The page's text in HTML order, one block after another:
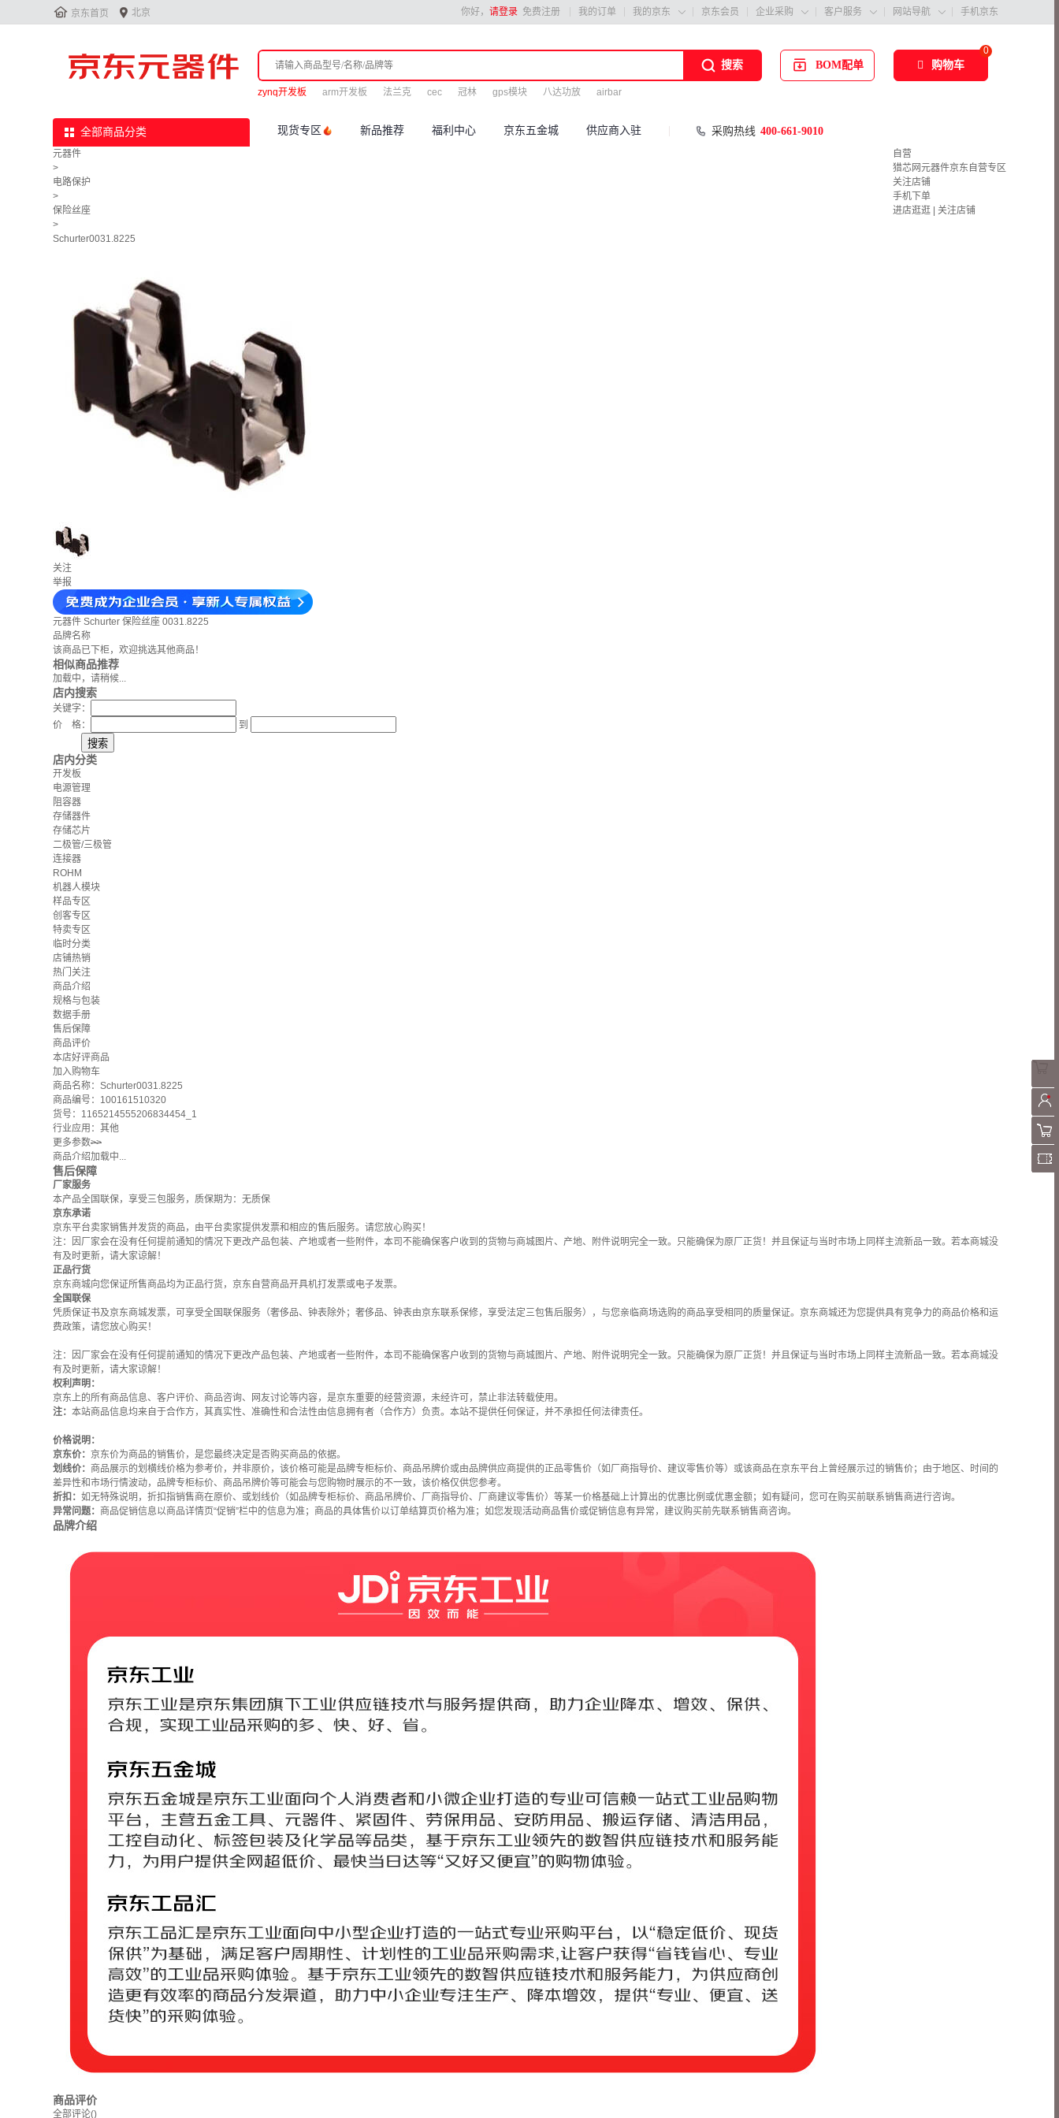
 京东首页  北京 你好， 请登录 免费注册 我的订单 我的京东  京东会员 企业采购  客户服务  网站导航  手机京东
搜索
zynq开发板 arm开发板 法兰克 cec 冠林 gps模块 八达功放 airbar
BOM配单
0
购物车
全部商品分类 现货专区 新品推荐 福利中心 京东五金城 供应商入驻 采购热线 400-661-9010
元器件
>
电路保护
>
保险丝座
>
Schurter0031.8225
自营
猎芯网元器件京东自营专区
关注店铺
手机下单
进店逛逛
关注店铺
关注
举报
元器件 Schurter 保险丝座 0031.8225
品牌名称
该商品已下柜，欢迎挑选其他商品！
相似商品推荐
加载中，请稍候...
店内搜索
关键字：
价 格：
到
店内分类
开发板
电源管理
阻容器
存储器件
存储芯片
二极管/三极管
连接器
ROHM
机器人模块
样品专区
创客专区
特卖专区
临时分类
店铺热销
热门关注
商品介绍
规格与包装
数据手册
售后保障
商品评价
本店好评商品
加入购物车
商品名称：Schurter0031.8225
商品编号：100161510320
货号：1165214555206834454_1
行业应用：其他
更多参数>>
商品介绍加载中...
售后保障
厂家服务
本产品全国联保，享受三包服务，质保期为：无质保
京东承诺
京东平台卖家销售并发货的商品，由平台卖家提供发票和相应的售后服务。请您放心购买！
注：因厂家会在没有任何提前通知的情况下更改产品包装、产地或者一些附件，本司不能确保客户收到的货物与商城图片、产地、附件说明完全一致。只能确保为原厂正货！并且保证与当时市场上同样主流新品一致。若本商城没
有及时更新，请大家谅解！
正品行货
京东商城向您保证所售商品均为正品行货，京东自营商品开具机打发票或电子发票。
全国联保
凭质保证书及京东商城发票，可享受全国联保服务（奢侈品、钟表除外；奢侈品、钟表由京东联系保修，享受法定三包售后服务），与您亲临商场选购的商品享受相同的质量保证。京东商城还为您提供具有竞争力的商品价格和运
费政策，请您放心购买！
注：因厂家会在没有任何提前通知的情况下更改产品包装、产地或者一些附件，本司不能确保客户收到的货物与商城图片、产地、附件说明完全一致。只能确保为原厂正货！并且保证与当时市场上同样主流新品一致。若本商城没
有及时更新，请大家谅解！
权利声明：
京东上的所有商品信息、客户评价、商品咨询、网友讨论等内容，是京东重要的经营资源，未经许可，禁止非法转载使用。
注： 本站商品信息均来自于合作方，其真实性、准确性和合法性由信息拥有者（合作方）负责。本站不提供任何保证，并不承担任何法律责任。
价格说明：
京东价： 京东价为商品的销售价，是您最终决定是否购买商品的依据。
划线价： 商品展示的划横线价格为参考价，并非原价，该价格可能是品牌专柜标价、商品吊牌价或由品牌供应商提供的正品零售价（如厂商指导价、建议零售价等）或该商品在京东平台上曾经展示过的销售价；由于地区、时间的
差异性和市场行情波动，品牌专柜标价、商品吊牌价等可能会与您购物时展示的不一致，该价格仅供您参考。
折扣： 如无特殊说明，折扣指销售商在原价、或划线价（如品牌专柜标价、商品吊牌价、厂商指导价、厂商建议零售价）等某一价格基础上计算出的优惠比例或优惠金额；如有疑问，您可在购买前联系销售商进行咨询。
异常问题： 商品促销信息以商品详情页“促销”栏中的信息为准；商品的具体售价以订单结算页价格为准；如您发现活动商品售价或促销信息有异常，建议购买前先联系销售商咨询。
品牌介绍
商品评价
全部评论()